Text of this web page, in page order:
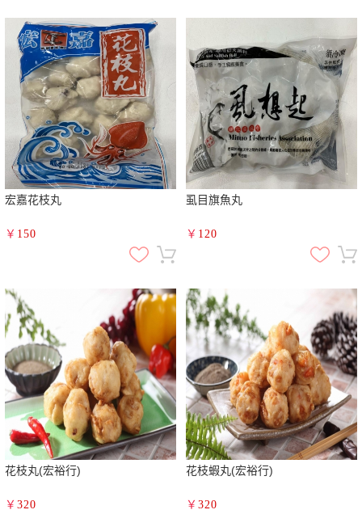
宏嘉花枝丸
￥ 150
虱目旗魚丸
￥ 120
花枝丸(宏裕行)
￥ 320
花枝蝦丸(宏裕行)
￥ 320